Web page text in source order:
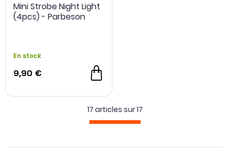
- 7 €
Mini Strobe Night Light
(4pcs) - Parbeson
En stock
9,90 €
17 articles sur17